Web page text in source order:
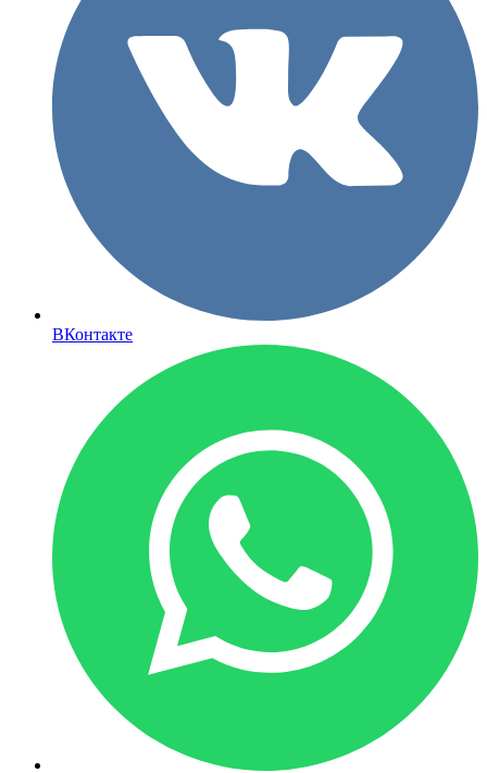
ВКонтакте